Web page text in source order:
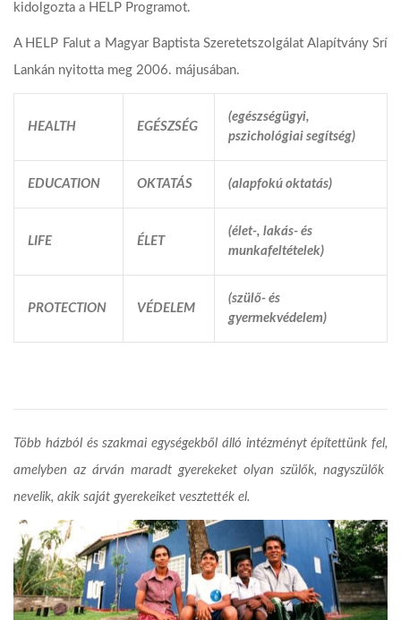
kidolgozta a HELP Programot.
A HELP Falut a Magyar Baptista Szeretetszolgálat Alapítvány Srí
Lankán nyitotta meg 2006. májusában.
HEALTH EGÉSZSÉG
(egészségügyi,
pszichológiai segítség)
EDUCATION OKTATÁS (alapfokú oktatás)
LIFE ÉLET
(élet-, lakás- és
munkafeltételek)
PROTECTION VÉDELEM
(szülő- és
gyermekvédelem)
Több házból és szakmai egységekből álló intézményt építettünk fel,
amelyben az árván maradt gyerekeket olyan szülők, nagyszülők
nevelik, akik saját gyerekeiket vesztették el.